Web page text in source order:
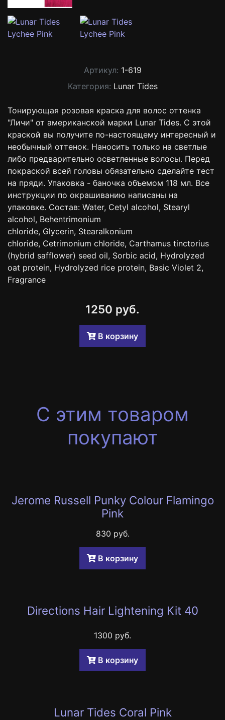
Артикул: 1-619
Категория: Lunar Tides
Тонирующая розовая краска для волос оттенка
"Личи" от американской марки Lunar Tides. С этой
краской вы получите по-настоящему интересный и
необычный оттенок. Наносить только на светлые
либо предварительно осветленные волосы. Перед
покраской всей головы обязательно сделайте тест
на пряди. Упаковка - баночка объемом 118 мл. Все
инструкции по окрашиванию написаны на
упаковке. Состав: Water, Cetyl alcohol, Stearyl
alcohol, Behentrimonium
chloride, Glycerin, Stearalkonium
chloride, Cetrimonium chloride, Carthamus tinctorius
(hybrid safflower) seed oil, Sorbic acid, Hydrolyzed
oat protein, Hydrolyzed rice protein, Basic Violet 2,
Fragrance
1250 руб.
B корзину
С этим товаром
покупают
Jerome Russell Punky Colour Flamingo
Pink
830 руб.
B корзину
Directions Hair Lightening Kit 40
1300 руб.
B корзину
Lunar Tides Coral Pink